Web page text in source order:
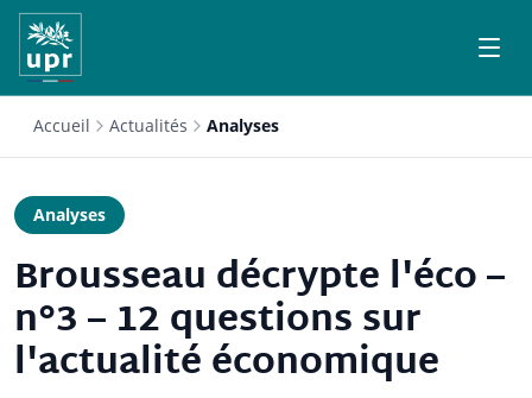
Accueil Actualités Analyses
Analyses
Brousseau décrypte l'éco –
n°3 – 12 questions sur
l'actualité économique